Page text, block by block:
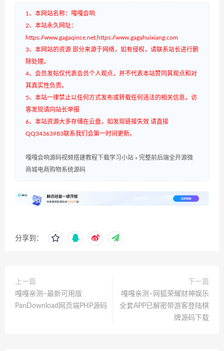
1、本网站名称：嘎嘎会响
2、本站永久网址：
https://www.gagaqince.net,https://www.gagahuixiang.com
3、本网站的资源 部分来源于网络，如有侵权，请联系站长进行删
除处理。
4、会员发帖仅代表会员个人观点，并不代表本站赞同其观点和对
其真实性负责。
5、本站一律禁止以任何方式发布或转载任何违法的相关信息，访
客发现请向站长举报
6、本站资源大多存储在云盘，如发现链接失效 请直接
QQ34363983联系我们会第一时间更新。
嘎嘎会响源码视频搭建教程下载学习小站 » 完整前后端全开源微
商城电商购物系统源码
分享到：
上一篇
嘎嘎亲测–最新可用版
PanDownload网页端PHP源码
下一篇
嘎嘎亲测–网狐荣耀财神娱乐
全套APP已解密带游客登陆棋
牌源码下载